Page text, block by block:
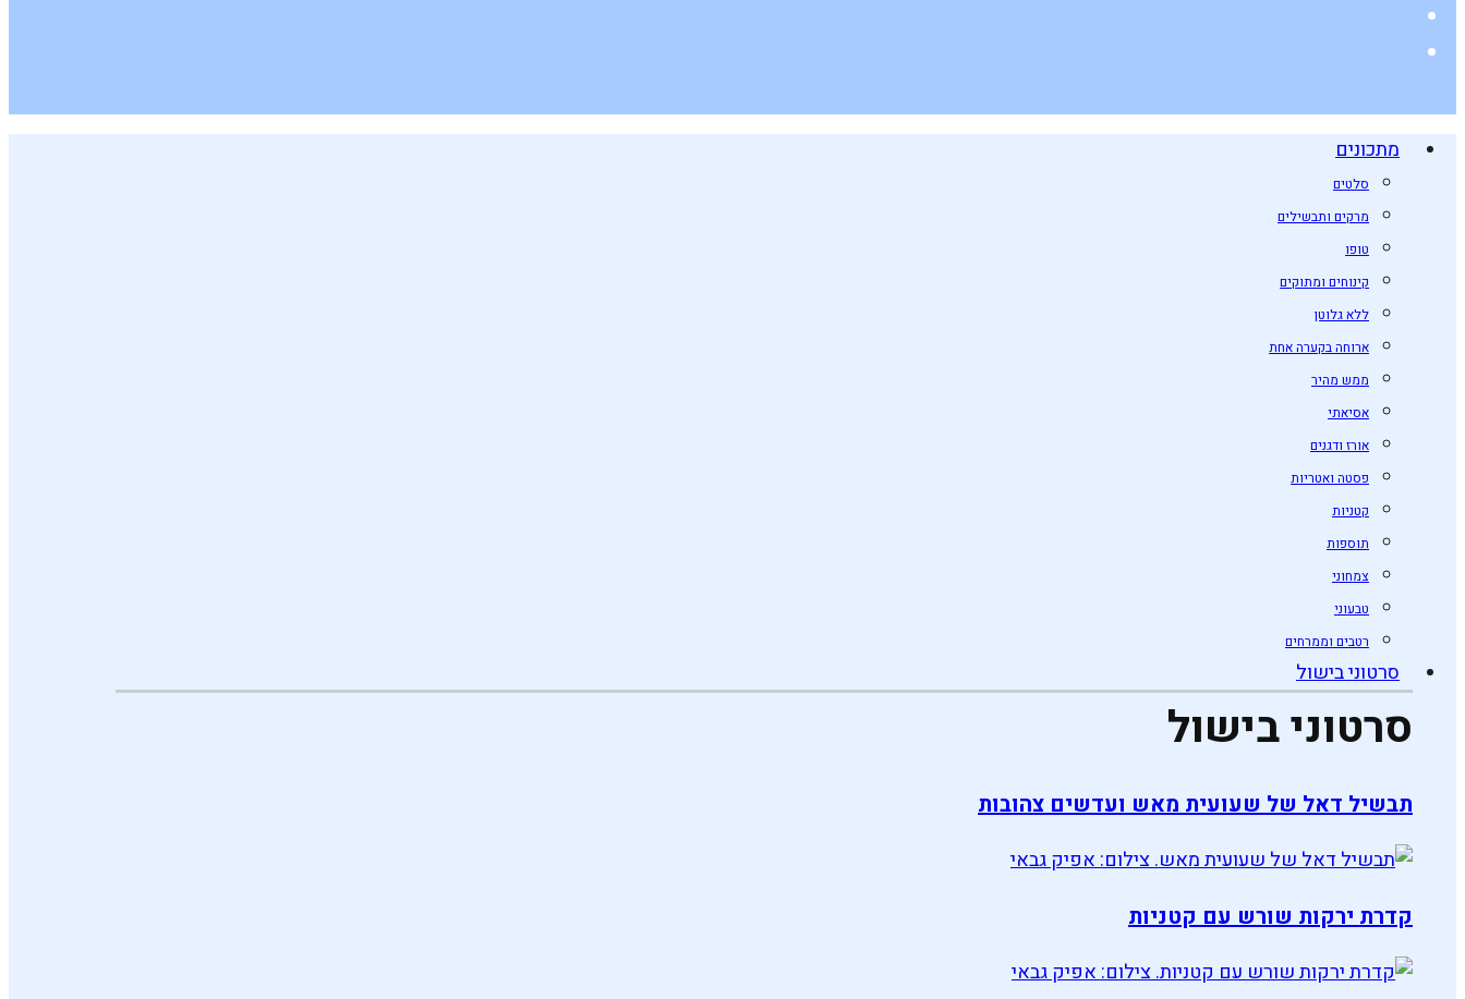
מתכונים
סלטים
מרקים ותבשילים
טופו
קינוחים ומתוקים
ללא גלוטן
ארוחה בקערה אחת
ממש מהיר
אסיאתי
אורז ודגנים
פסטה ואטריות
קטניות
תוספות
צמחוני
טבעוני
רטבים וממרחים
סרטוני בישול
סרטוני בישול
תבשיל דאל של שעועית מאש ועדשים צהובות
קדרת ירקות שורש עם קטניות